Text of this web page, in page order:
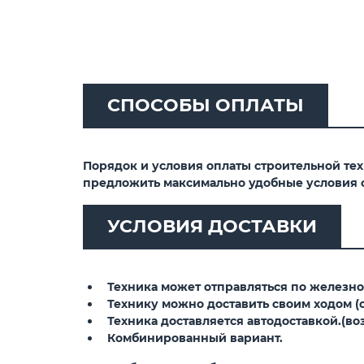
СПОСОБЫ ОПЛАТЫ
Порядок и условия оплаты строительной
предложить максимально удобные условия
УСЛОВИЯ ДОСТАВКИ
Техника может отправляться по
Технику можно доставить своим ходом
Техника доставляется
Комбинированный вариант.